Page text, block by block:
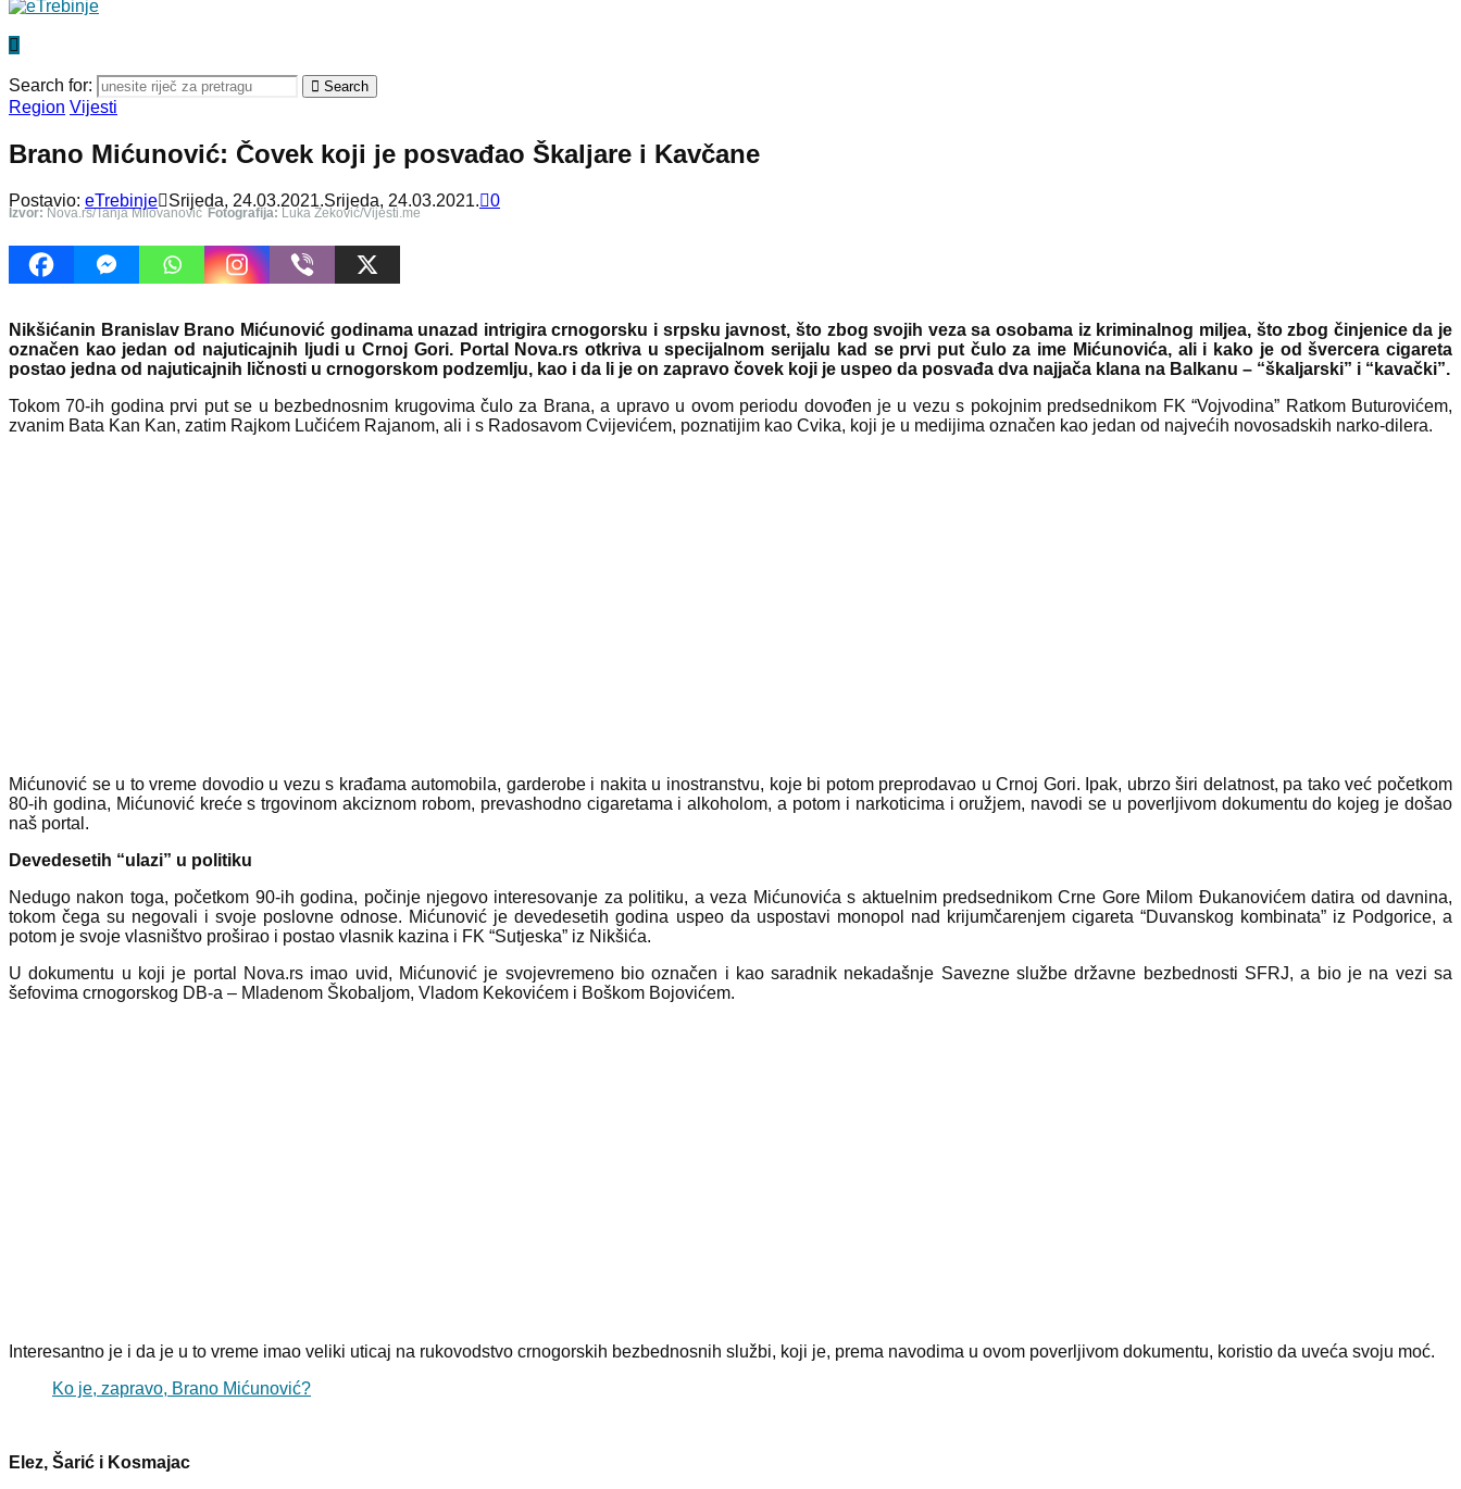
Search for: Search
Region Vijesti
Brano Mićunović: Čovek koji je posvađao Škaljare i Kavčane
Postavio: eTrebinje Srijeda, 24.03.2021.Srijeda, 24.03.2021. 0
Izvor: Nova.rs/Tanja Milovanović Fotografija: Luka Zeković/Vijesti.me
Nikšićanin Branislav Brano Mićunović godinama unazad intrigira crnogorsku i srpsku javnost, što zbog svojih veza sa osobama iz kriminalnog miljea, što zbog činjenice da je
označen kao jedan od najuticajnih ljudi u Crnoj Gori. Portal Nova.rs otkriva u specijalnom serijalu kad se prvi put čulo za ime Mićunovića, ali i kako je od švercera cigareta
postao jedna od najuticajnih ličnosti u crnogorskom podzemlju, kao i da li je on zapravo čovek koji je uspeo da posvađa dva najjača klana na Balkanu – “škaljarski” i “kavački”.
Tokom 70-ih godina prvi put se u bezbednosnim krugovima čulo za Brana, a upravo u ovom periodu dovođen je u vezu s pokojnim predsednikom FK “Vojvodina” Ratkom Buturovićem,
zvanim Bata Kan Kan, zatim Rajkom Lučićem Rajanom, ali i s Radosavom Cvijevićem, poznatijim kao Cvika, koji je u medijima označen kao jedan od najvećih novosadskih narko-dilera.
Mićunović se u to vreme dovodio u vezu s krađama automobila, garderobe i nakita u inostranstvu, koje bi potom preprodavao u Crnoj Gori. Ipak, ubrzo širi delatnost, pa tako već početkom
80-ih godina, Mićunović kreće s trgovinom akciznom robom, prevashodno cigaretama i alkoholom, a potom i narkoticima i oružjem, navodi se u poverljivom dokumentu do kojeg je došao
naš portal.
Devedesetih “ulazi” u politiku
Nedugo nakon toga, početkom 90-ih godina, počinje njegovo interesovanje za politiku, a veza Mićunovića s aktuelnim predsednikom Crne Gore Milom Đukanovićem datira od davnina,
tokom čega su negovali i svoje poslovne odnose. Mićunović je devedesetih godina uspeo da uspostavi monopol nad krijumčarenjem cigareta “Duvanskog kombinata” iz Podgorice, a
potom je svoje vlasništvo proširao i postao vlasnik kazina i FK “Sutjeska” iz Nikšića.
U dokumentu u koji je portal Nova.rs imao uvid, Mićunović je svojevremeno bio označen i kao saradnik nekadašnje Savezne službe državne bezbednosti SFRJ, a bio je na vezi sa
šefovima crnogorskog DB-a – Mladenom Škobaljom, Vladom Kekovićem i Boškom Bojovićem.
Interesantno je i da je u to vreme imao veliki uticaj na rukovodstvo crnogorskih bezbednosnih službi, koji je, prema navodima u ovom poverljivom dokumentu, koristio da uveća svoju moć.
Ko je, zapravo, Brano Mićunović?
Elez, Šarić i Kosmajac